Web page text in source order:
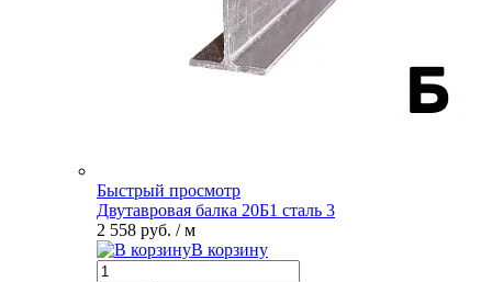
Быстрый просмотр
Двутавровая балка 20Б1 сталь 3
2 558 руб. / м
В корзину